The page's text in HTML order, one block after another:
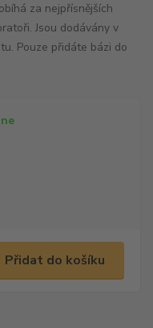
za nejpřísnějších
Jsou dodávány v
Pouze přidáte bázi do
Přidat do košíku